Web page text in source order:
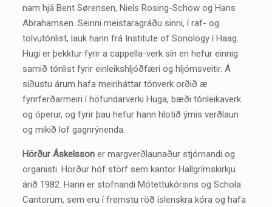
nam hjá Bent Sørensen, Niels Rosing-Schow og Hans
Abrahamsen. Seinni meistaragráðu sinni, í raf- og
tölvutónlist, lauk hann frá Institute of Sonology í Haag.
Hugi er þekktur fyrir a cappella-verk sín en hefur einnig
samið tónlist fyrir einleikshljóðfæri og hljómsveitir. Á
síðustu árum hafa meiriháttar tónverk orðið æ
fyrirferðarmeiri í höfundarverki Huga, bæði tónleikaverk
og óperur, og fyrir þau hefur hann hlotið ýmis verðlaun
og mikið lof gagnrýnenda.
Hörður Áskelssoner margverðlaunaður stjórnandi og
organisti. Hörður hóf störf sem kantor Hallgrímskirkju
árið 1982. Hann er stofnandi Mótettukórsins og Schola
Cantorum, sem eru í fremstu röð íslenskra kóra og hafa